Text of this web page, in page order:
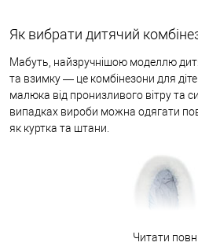
Як вибрати дитячий
Мабуть, найзручнішою моделлю
та взимку — це комбінезони для
малюка від пронизливого вітру та
випадках вироби можна одягати
як куртка та штани.
Читати